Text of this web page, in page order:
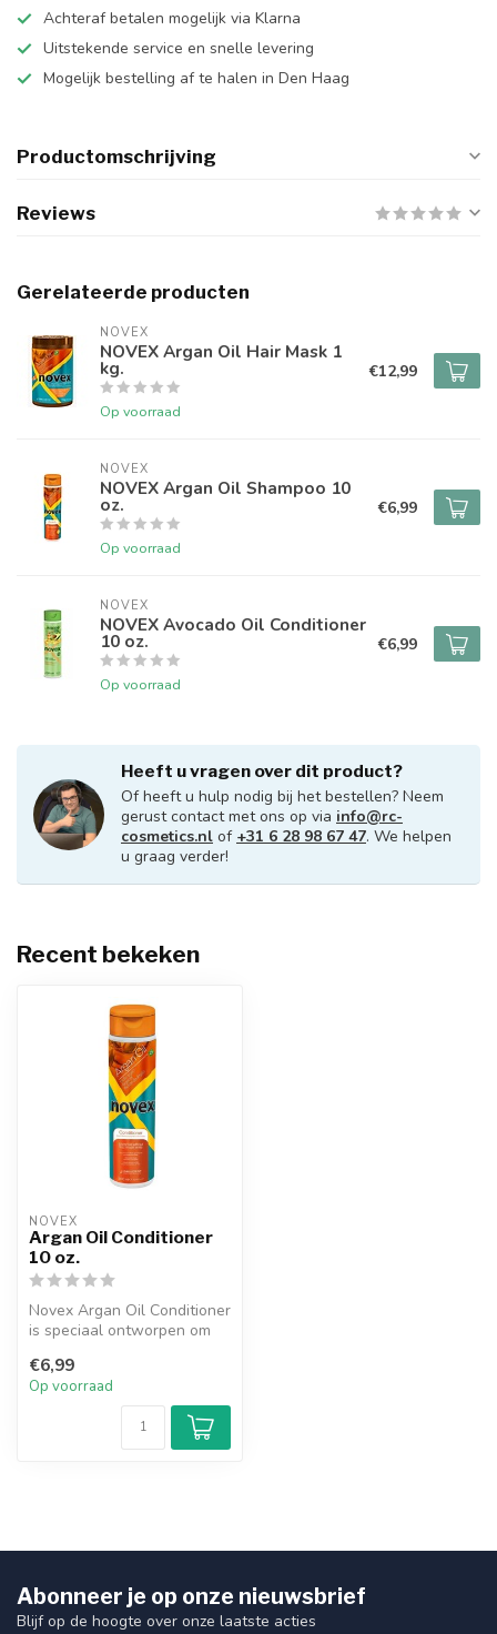
Achteraf betalen mogelijk via Klarna
Uitstekende service en snelle levering
Mogelijk bestelling af te halen in Den Haag
Productomschrijving
Reviews
Gerelateerde producten
NOVEX
NOVEX Argan Oil Hair Mask 1
kg.
Op voorraad
€12,99
NOVEX
NOVEX Argan Oil Shampoo 10
oz.
Op voorraad
€6,99
NOVEX
NOVEX Avocado Oil Conditioner
10 oz.
Op voorraad
€6,99
Heeft u vragen over dit product?
Of heeft u hulp nodig bij het bestellen? Neem
gerust contact met ons op via info@rc-
cosmetics.nl of +31 6 28 98 67 47. We helpen
u graag verder!
Recent bekeken
NOVEX
Argan Oil Conditioner
10 oz.
Novex Argan Oil Conditioner
is speciaal ontworpen om
natuurli...
€6,99
Op voorraad
Abonneer je op onze nieuwsbrief
Blijf op de hoogte over onze laatste acties